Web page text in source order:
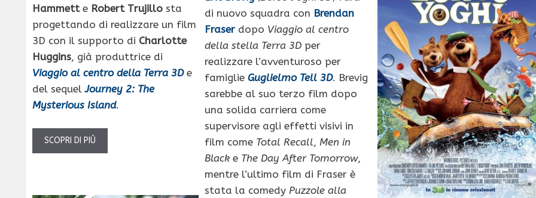
Hammette Robert Trujillo sta
progettando di realizzare un film
3D con il supporto di Charlotte
Huggins, già produttrice di
Viaggio al centro della Terra 3De
del sequelJourney 2: The
Mysterious Island.
SCOPRI DI PIÙ
di nuovo squadra con Brendan
Fraser dopo Viaggio al centro
della stella Terra 3D per
realizzare l’avventuroso per
famiglieGuglielmo Tell 3D. Brevig
sarebbe al suo terzo film dopo
una solida carriera come
supervisore agli effetti visivi in
film come Total Recall,Men in
Black e The Day After Tomorrow,
mentre l’ultimo film di Fraser è
stata la comedyPuzzole alla